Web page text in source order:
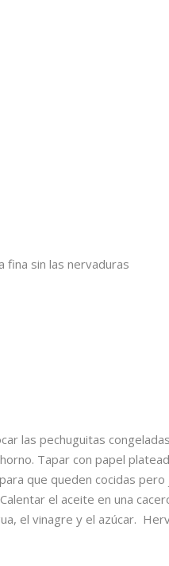
fina sin las nervaduras
las pechuguitas
Tapar con papel
que queden cocidas
el aceite en una
el vinagre y el azúcar.